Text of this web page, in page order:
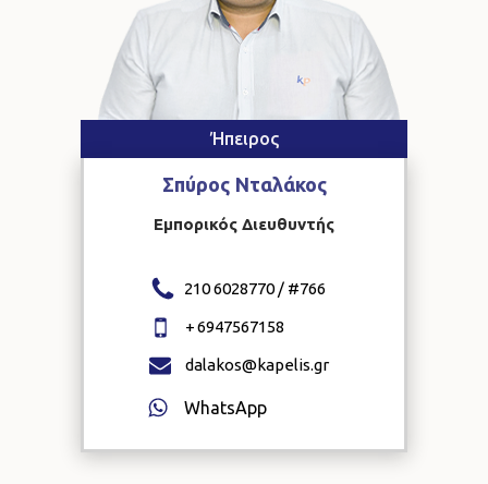
Ήπειρος
Σπύρος Νταλάκος
Εμπορικός Διευθυντής
210 6028770 / #766
+6947567158
dalakos@kapelis.gr
WhatsApp